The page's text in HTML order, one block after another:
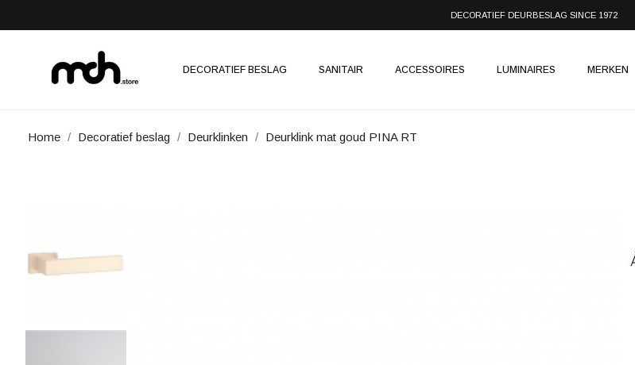
DECORATIEF DEURBESLAG SINCE 1972
DECORATIEF BESLAG SANITAIR ACCESSOIRES LUMINAIRES MERKEN
Home Decoratief beslag Deurklinken Deurklink mat goud PINA RT